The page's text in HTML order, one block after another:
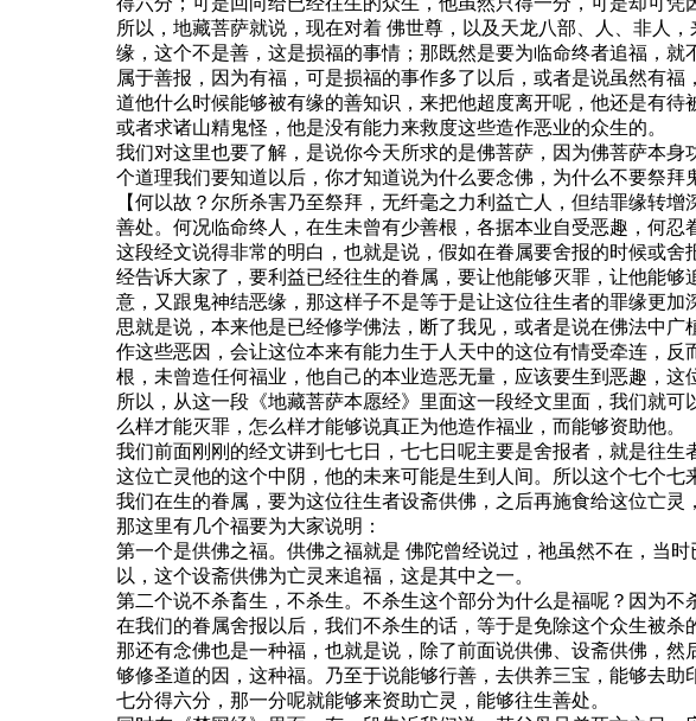
所以，地藏菩萨就说，现在对着 佛世尊，以及天龙八部、人、非人
缘，这个不是善，这是损福的事情；那既然是要为临命终者追福，
属于善报，因为有福，可是损福的事作多了以后，或者是说虽然有
道他什么时候能够被有缘的善知识，来把他超度离开呢，他还是有
或者求诸山精鬼怪，他是没有能力来救度这些造作恶业的众生的。
我们对这里也要了解，是说你今天所求的是佛菩萨，因为佛菩萨本
个道理我们要知道以后，你才知道说为什么要念佛，为什么不要祭
【何以故？尔所杀害乃至祭拜，无纤毫之力利益亡人，但结罪缘转
善处。何况临命终人，在生未曾有少善根，各据本业自受恶趣，何忍
这段经文说得非常的明白，也就是说，假如在眷属要舍报的时候或
经告诉大家了，要利益已经往生的眷属，要让他能够灭罪，让他能
意，又跟鬼神结恶缘，那这样子不是等于是让这位往生者的罪缘更
思就是说，本来他是已经修学佛法，断了我见，或者是说在佛法中
作这些恶因，会让这位本来有能力生于人天中的这位有情受牵连，
根，未曾造任何福业，他自己的本业造恶无量，应该要生到恶趣，这
所以，从这一段《地藏菩萨本愿经》里面这一段经文里面，我们就
么样才能灭罪，怎么样才能够说真正为他造作福业，而能够资助他。
我们前面刚刚的经文讲到七七日，七七日呢主要是舍报者，就是往
这位亡灵他的这个中阴，他的未来可能是生到人间。所以这个七个
我们在生的眷属，要为这位往生者设斋供佛，之后再施食给这位亡灵
那这里有几个福要为大家说明：
第一个是供佛之福。供佛之福就是 佛陀曾经说过，祂虽然不在，当
以，这个设斋供佛为亡灵来追福，这是其中之一。
第二个说不杀畜生，不杀生。不杀生这个部分为什么是福呢？因为
在我们的眷属舍报以后，我们不杀生的话，等于是免除这个众生被
那还有念佛也是一种福，也就是说，除了前面说供佛、设斋供佛，
够修圣道的因，这种福。乃至于说能够行善，去供养三宝，能够去
七分得六分，那一分呢就能够来资助亡灵，能够往生善处。